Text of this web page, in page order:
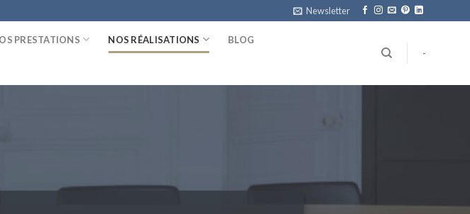
Newsletter
PRESTATIONS NOS RÉALISATIONS BLOG
-